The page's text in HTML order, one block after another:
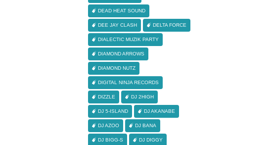
DEAD HEAT SOUND
DEE JAY CLASH DELTA FORCE
DIALECTIC MUZIK PARTY
DIAMOND ARROWS
DIAMOND NUTZ
DIGITAL NINJA RECORDS
DIZZLE DJ 2HIGH
DJ 5-ISLAND DJ AKANABE
DJ AZOO DJ BANA
DJ BIGG-S DJ DIGGY